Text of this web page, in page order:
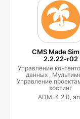
CMS Made
2.2.22-r02
Управление
данных ,
Управление
хостинг
ADM: 4.2.0,